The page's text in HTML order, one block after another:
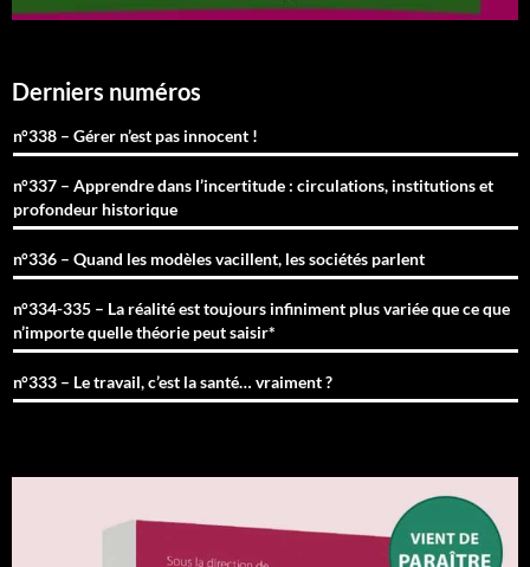
Derniers numéros
n°338 – Gérer n’est pas innocent !
n°337 – Apprendre dans l’incertitude : circulations, institutions et
profondeur historique
n°336 – Quand les modèles vacillent, les sociétés parlent
n°334-335 – La réalité est toujours infiniment plus variée que ce que
n’importe quelle théorie peut saisir*
n°333 – Le travail, c’est la santé… vraiment ?